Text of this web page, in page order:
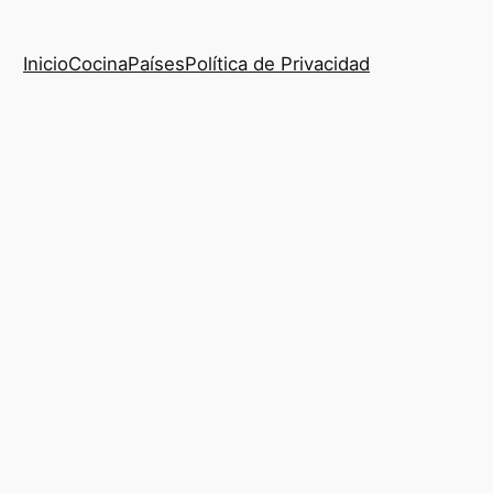
InicioCocinaPaísesPolítica de Privacidad